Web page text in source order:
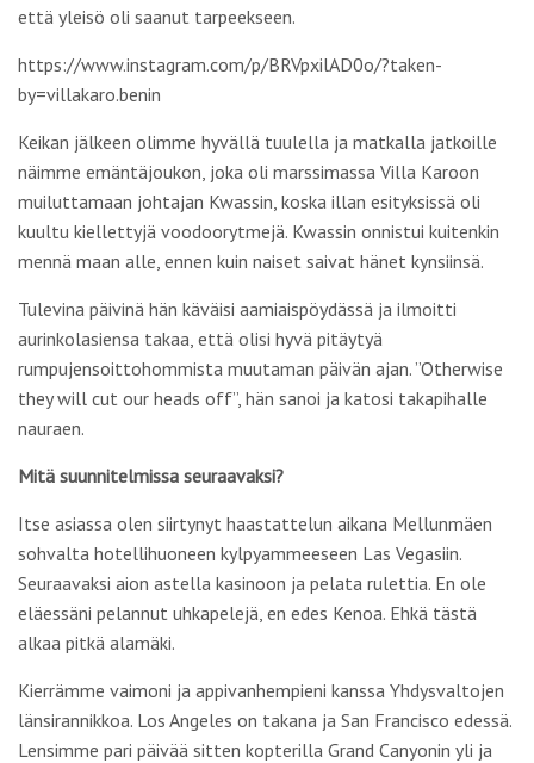
että yleisö oli saanut tarpeekseen.
https://www.instagram.com/p/BRVpxilAD0o/?taken-
by=villakaro.benin
Keikan jälkeen olimme hyvällä tuulella ja matkalla jatkoille
näimme emäntäjoukon, joka oli marssimassa Villa Karoon
muiluttamaan johtajan Kwassin, koska illan esityksissä oli
kuultu kiellettyjä voodoorytmejä. Kwassin onnistui kuitenkin
mennä maan alle, ennen kuin naiset saivat hänet kynsiinsä.
Tulevina päivinä hän käväisi aamiaispöydässä ja ilmoitti
aurinkolasiensa takaa, että olisi hyvä pitäytyä
rumpujensoittohommista muutaman päivän ajan. ”Otherwise
they will cut our heads off”, hän sanoi ja katosi takapihalle
nauraen.
Mitä suunnitelmissa seuraavaksi?
Itse asiassa olen siirtynyt haastattelun aikana Mellunmäen
sohvalta hotellihuoneen kylpyammeeseen Las Vegasiin.
Seuraavaksi aion astella kasinoon ja pelata rulettia. En ole
eläessäni pelannut uhkapelejä, en edes Kenoa. Ehkä tästä
alkaa pitkä alamäki.
Kierrämme vaimoni ja appivanhempieni kanssa Yhdysvaltojen
länsirannikkoa. Los Angeles on takana ja San Francisco edessä.
Lensimme pari päivää sitten kopterilla Grand Canyonin yli ja